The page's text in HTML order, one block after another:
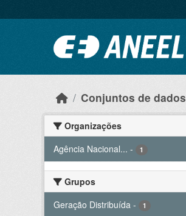
Conjuntos de dados
Organizações
Agência Nacional... - 1
Grupos
Geração Distribuída - 1